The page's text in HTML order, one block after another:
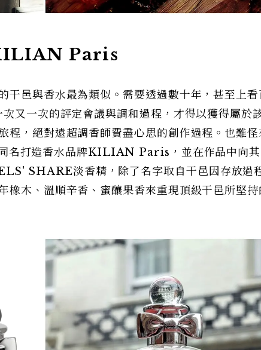
Paris
干邑與香水最為類似。需要透過數十年，甚至上
又一次的評定會議與調和過程，才得以獲得屬於
程，絕對遠超調香師費盡心思的創作過程。也難
打造香水品牌KILIAN Paris，並在作品中向其
SHARE淡香精，除了名字取自干邑因存放過
橡木、溫順辛香、蜜釀果香來重現頂級干邑所堅